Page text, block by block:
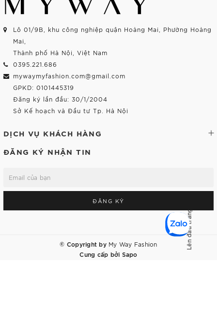
Lô 01/9B, khu công nghiệp quận Hoàng Mai, Phường Hoàng
Mai,
Thành phố Hà Nội, Việt Nam
0395.221.686
mywaymyfashion.com@gmail.com
GPKD: 0101445319
Đăng ký lần đầu: 30/1/2004
Sở Kế hoạch và Đầu tư Tp. Hà Nội
DỊCH VỤ KHÁCH HÀNG
ĐĂNG KÝ NHẬN TIN
ĐĂNG KÝ
© Copyright by My Way Fashion
Cung cấp bởi Sapo
Lên đầu trang